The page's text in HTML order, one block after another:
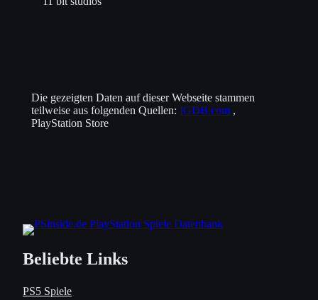
Die gezeigten Daten auf dieser Webseite stammen
teilweise aus folgenden Quellen: IGDB.com ,
PlayStation Store
Beliebte Links
PS5 Spiele